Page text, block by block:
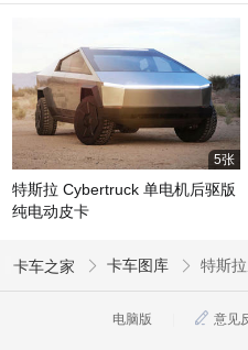
5张
特斯拉 Cybertruck 单电机后驱版
纯电动皮卡
卡车之家 卡车图库 特斯
电脑版 意见